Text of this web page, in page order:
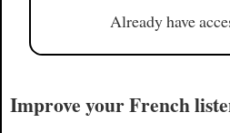
Already have
Improve your French